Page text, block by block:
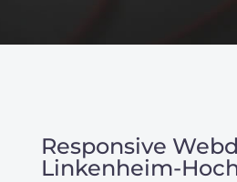
Responsive
Linkenheim-